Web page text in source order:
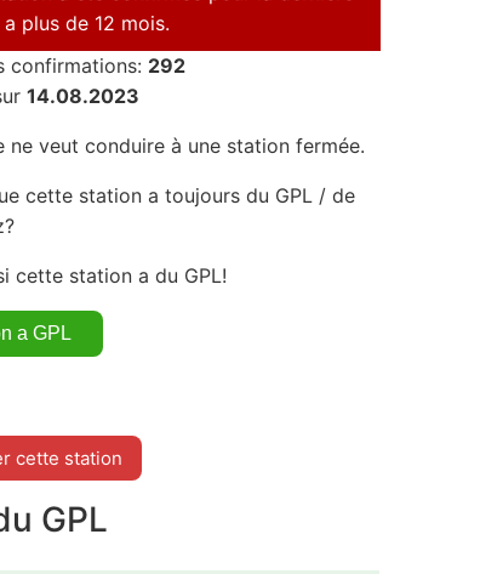
plus de 12 mois.
confirmations: 292
14.08.2023
ne veut conduire à une station fermée.
cette station a toujours du GPL / de
cette station a du GPL!
cette station
GPL